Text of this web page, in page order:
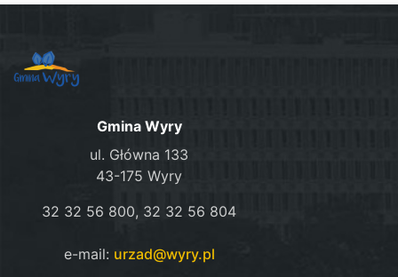
Gmina Wyry
ul. Główna 133
43-175 Wyry
32 32 56 800, 32 32 56 804
e-mail: urzad@wyry.pl